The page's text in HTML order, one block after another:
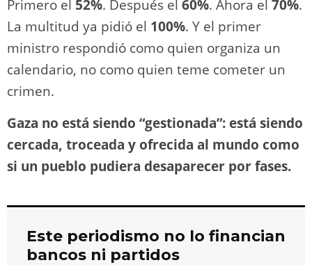
Primero el 52%. Después el 60%. Ahora el 70%.
La multitud ya pidió el 100%. Y el primer
ministro respondió como quien organiza un
calendario, no como quien teme cometer un
crimen.
Gaza no está siendo “gestionada”: está siendo
cercada, troceada y ofrecida al mundo como
si un pueblo pudiera desaparecer por fases.
Este periodismo no lo financian
bancos ni partidos